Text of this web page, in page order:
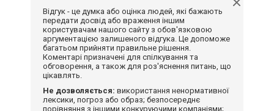
Відгук - це думка або оцінка людей, які бажають
передати досвід або враження іншим
користувачам нашого сайту з обов'язковою
аргументацією залишеного відгука. Це допоможе
багатьом прийняти правильне рішення.
Коментарі призначені для спілкування та
обговорення, а також для роз'яснення питань, що
цікавлять.
Не дозволяється: використання ненормативної
лексики, погроз або образ; безпосереднє
порівняння з іншими конкуруючими компаніями;